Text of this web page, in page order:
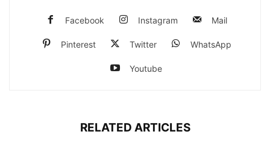
Facebook Instagram Mail
Pinterest Twitter WhatsApp
Youtube
RELATED ARTICLES